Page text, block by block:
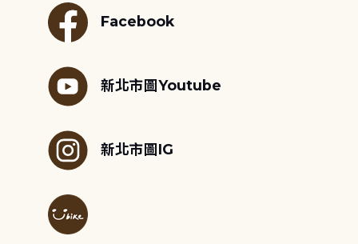
Facebook
新北市圖Youtube
新北市圖IG